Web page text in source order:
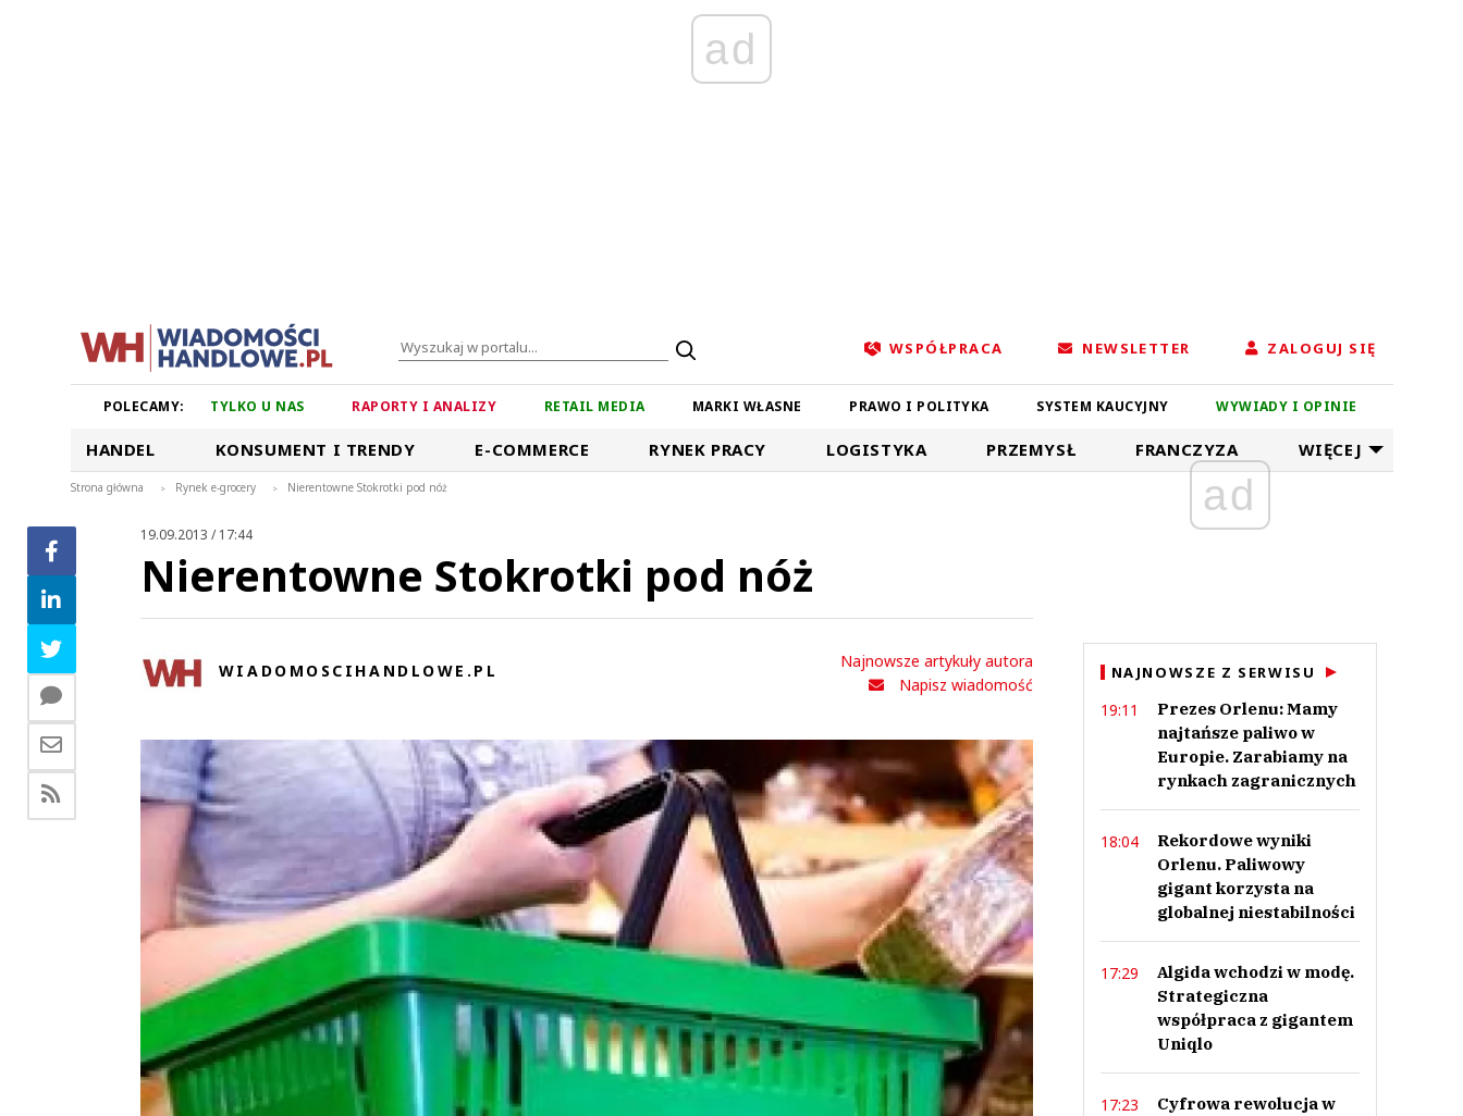
ad
WSPÓŁPRACA NEWSLETTER ZALOGUJ SIĘ
POLECAMY: TYLKO U NAS RAPORTY I ANALIZY RETAIL MEDIA MARKI WŁASNE PRAWO I POLITYKA SYSTEM KAUCYJNY WYWIADY I OPINIE
HANDEL KONSUMENT I TRENDY E-COMMERCE RYNEK PRACY LOGISTYKA PRZEMYSŁ FRANCZYZA WIĘCEJ
Strona główna > Rynek e-grocery > Nierentowne Stokrotki pod nóż
19.09.2013 / 17:44
Nierentowne Stokrotki pod nóż
WIADOMOSCIHANDLOWE.PL
Najnowsze artykuły autora
Napisz wiadomość
ad
NAJNOWSZE Z SERWISU
19:11
Prezes Orlenu: Mamy
najtańsze paliwo w
Europie. Zarabiamy na
rynkach zagranicznych
18:04
Rekordowe wyniki
Orlenu. Paliwowy
gigant korzysta na
globalnej niestabilności
17:29
Algida wchodzi w modę.
Strategiczna
współpraca z gigantem
Uniqlo
17:23
Cyfrowa rewolucja w